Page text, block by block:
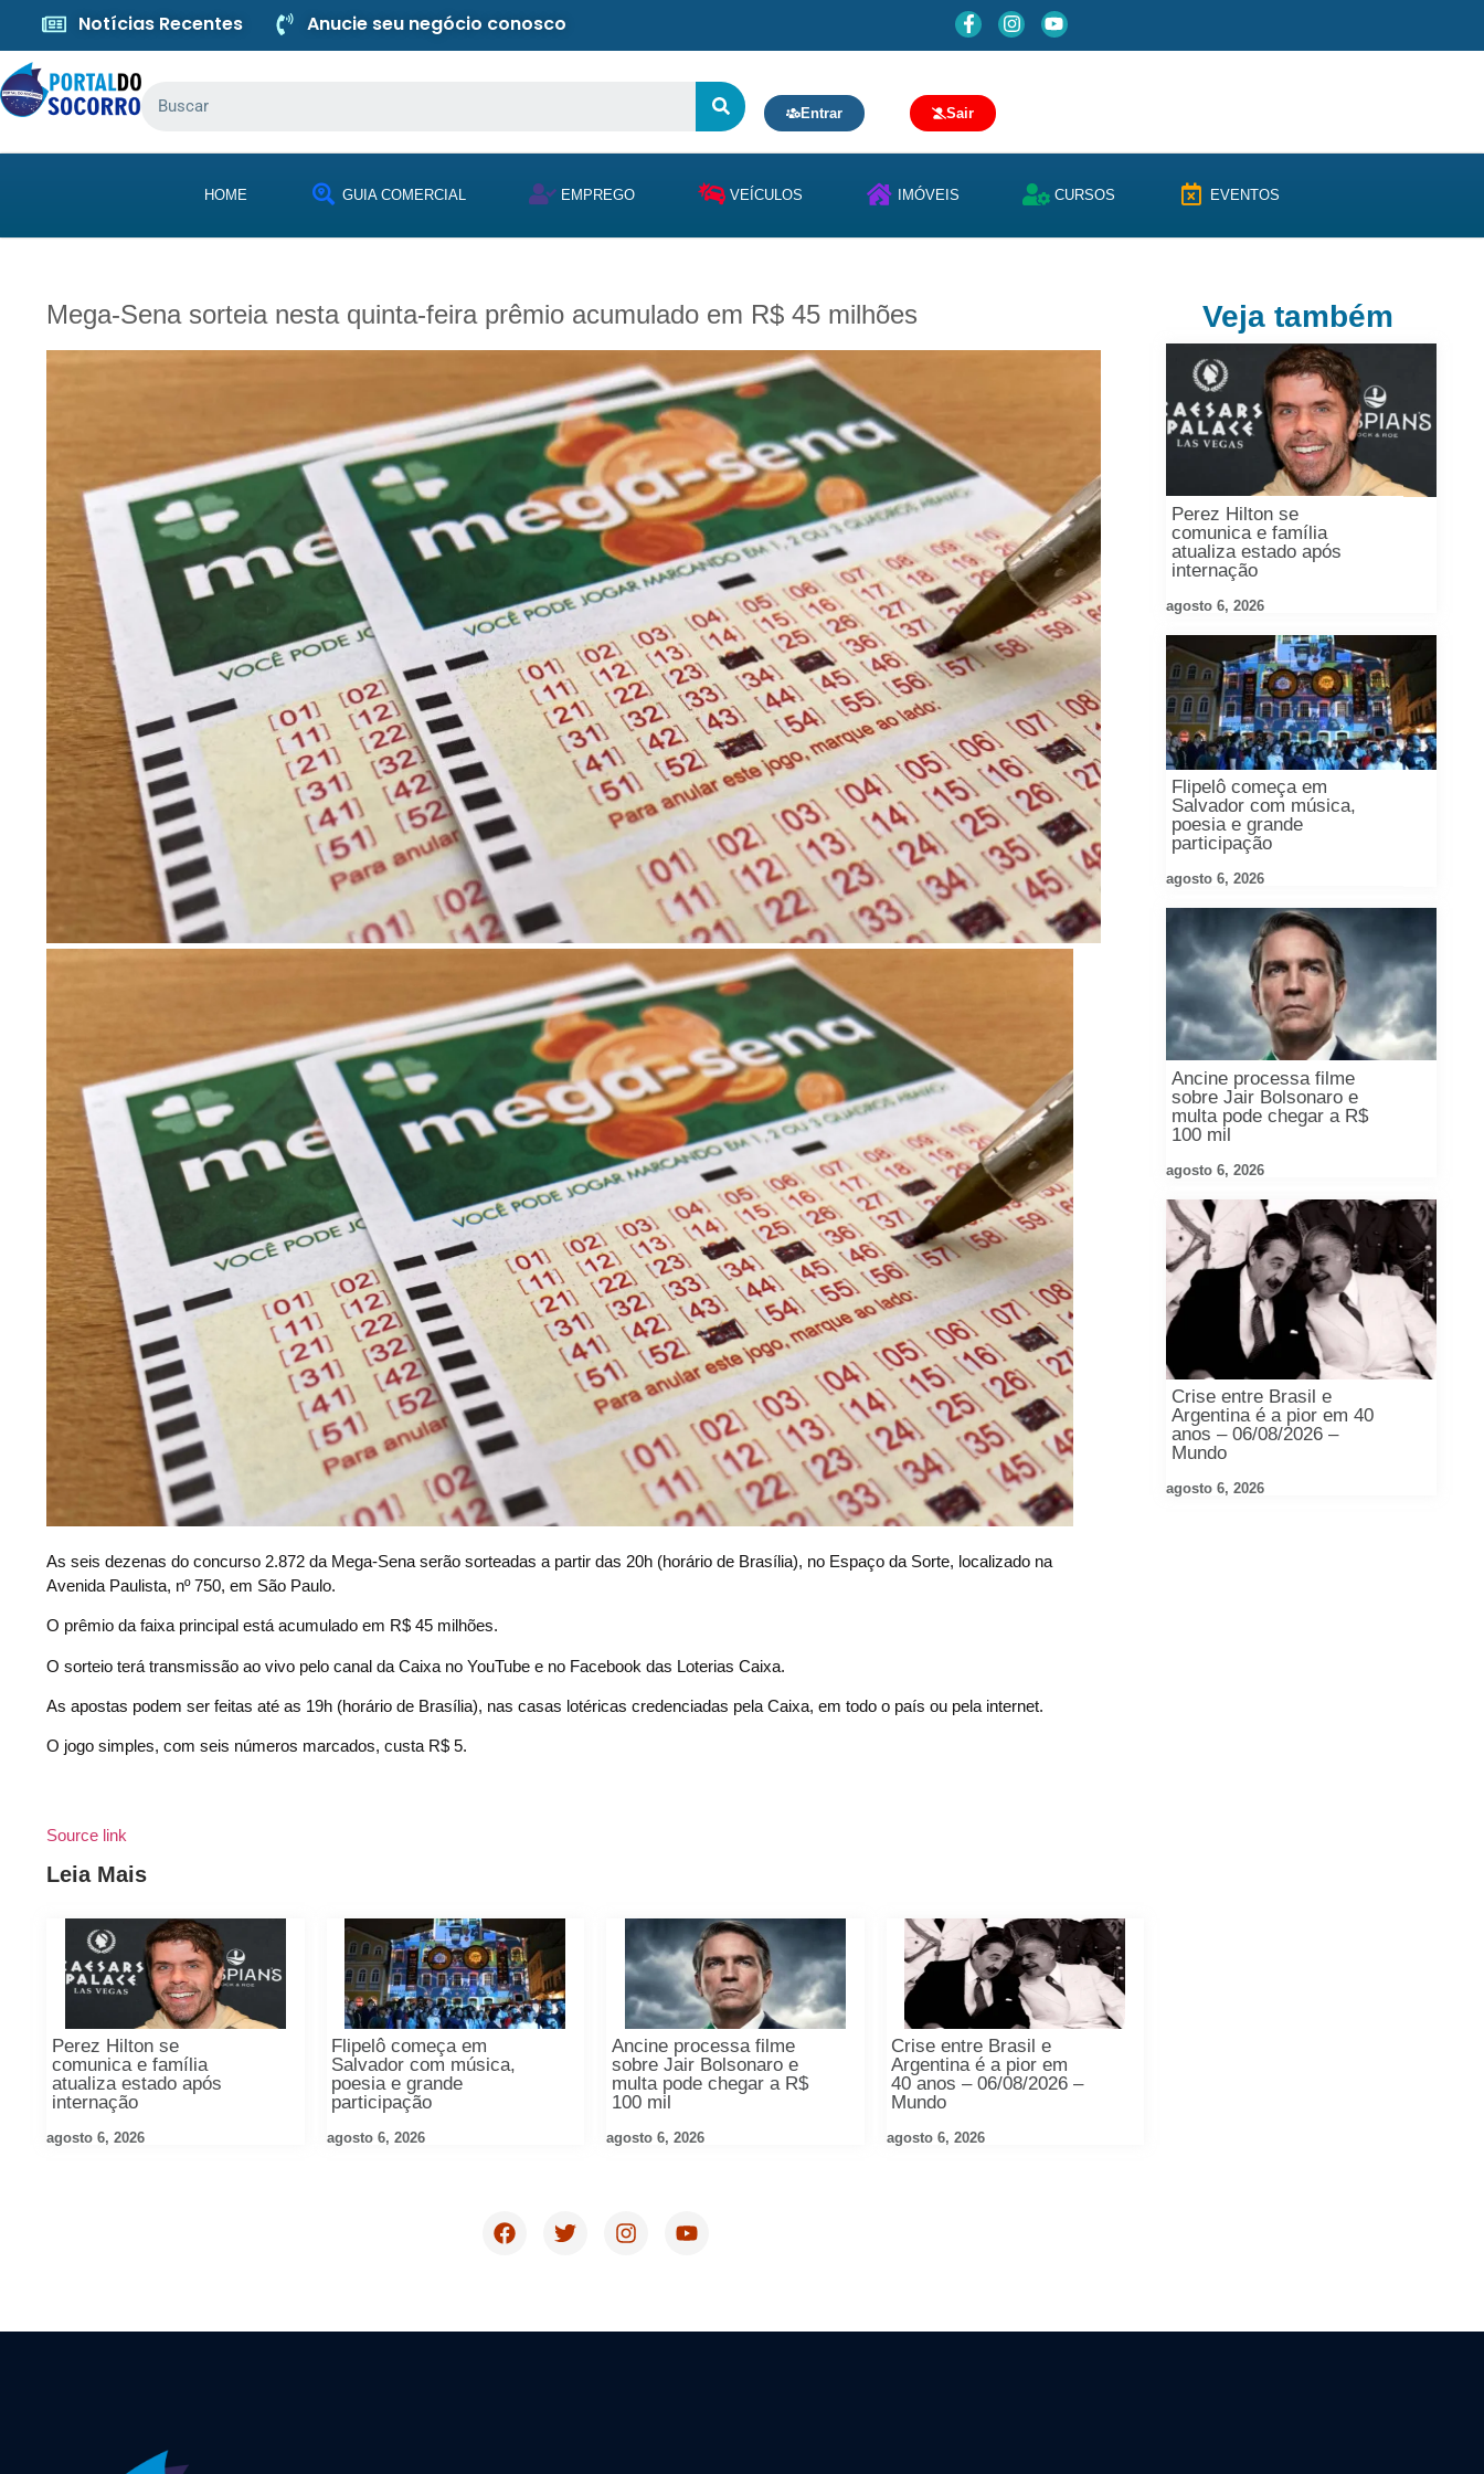
Notícias Recentes Anucie seu negócio conosco
Entrar Sair
HOME GUIA COMERCIAL EMPREGO VEÍCULOS IMÓVEIS CURSOS EVENTOS
Mega-Sena sorteia nesta quinta-feira prêmio acumulado em R$ 45 milhões
As seis dezenas do concurso 2.872 da Mega-Sena serão sorteadas a partir das 20h (horário de Brasília), no Espaço da Sorte, localizado na
Avenida Paulista, nº 750, em São Paulo.
O prêmio da faixa principal está acumulado em R$ 45 milhões.
O sorteio terá transmissão ao vivo pelo canal da Caixa no YouTube e no Facebook das Loterias Caixa.
As apostas podem ser feitas até as 19h (horário de Brasília), nas casas lotéricas credenciadas pela Caixa, em todo o país ou pela internet.
O jogo simples, com seis números marcados, custa R$ 5.
Source link
Leia Mais
Perez Hilton se
comunica e família
atualiza estado após
internação
agosto 6, 2026
Flipelô começa em
Salvador com música,
poesia e grande
participação
agosto 6, 2026
Ancine processa filme
sobre Jair Bolsonaro e
multa pode chegar a R$
100 mil
agosto 6, 2026
Crise entre Brasil e
Argentina é a pior em
40 anos – 06/08/2026 –
Mundo
agosto 6, 2026
Veja também
Perez Hilton se
comunica e família
atualiza estado após
internação
agosto 6, 2026
Flipelô começa em
Salvador com música,
poesia e grande
participação
agosto 6, 2026
Ancine processa filme
sobre Jair Bolsonaro e
multa pode chegar a R$
100 mil
agosto 6, 2026
Crise entre Brasil e
Argentina é a pior em 40
anos – 06/08/2026 –
Mundo
agosto 6, 2026